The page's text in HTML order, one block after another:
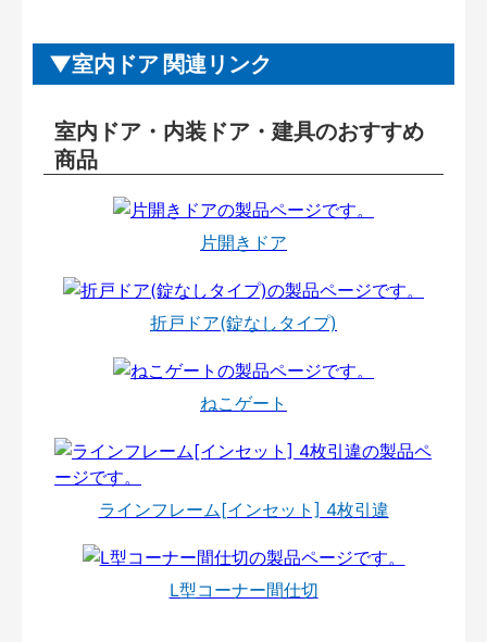
室内ドア 関連リンク
室内ドア・内装ドア・建具のおすすめ
商品
片開きドア
折戸ドア(錠なしタイプ)
ねこゲート
ラインフレーム[インセット] 4枚引違
L型コーナー間仕切